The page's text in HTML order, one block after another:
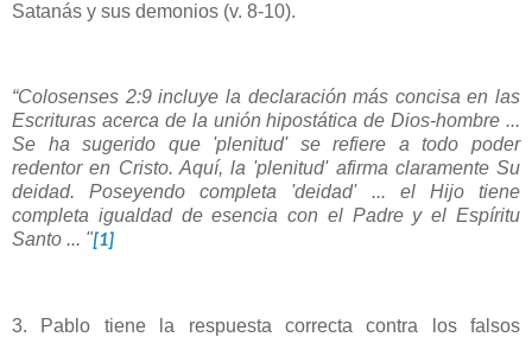
Satanás y sus demonios (v. 8-10).
“Colosenses 2:9 incluye la declaración más concisa en las
Escrituras acerca de la unión hipostática de Dios-hombre ...
Se ha sugerido que 'plenitud' se refiere a todo poder
redentor en Cristo. Aquí, la 'plenitud' afirma claramente Su
deidad. Poseyendo completa 'deidad' ... el Hijo tiene
completa igualdad de esencia con el Padre y el Espíritu
Santo ... "[1]
3. Pablo tiene la respuesta correcta contra los falsos